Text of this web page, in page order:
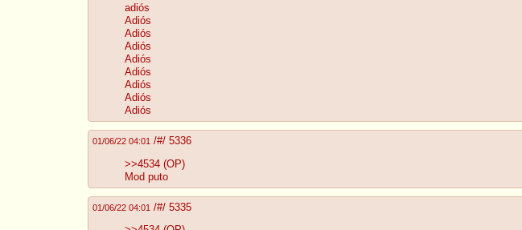
adiós
Adiós
Adiós
Adiós
Adiós
Adiós
Adiós
Adiós
Adiós
01/06/22 04:01/#/ 5336
>>4534(OP)
Mod puto
01/06/22 04:01 /#/ 5335